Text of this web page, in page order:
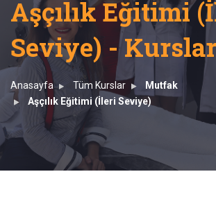
Aşçılık Eğitimi
Seviye) - Kurslar
Anasayfa Tüm Kurslar
Mutfak
Aşçılık Eğitimi (İleri Seviye)